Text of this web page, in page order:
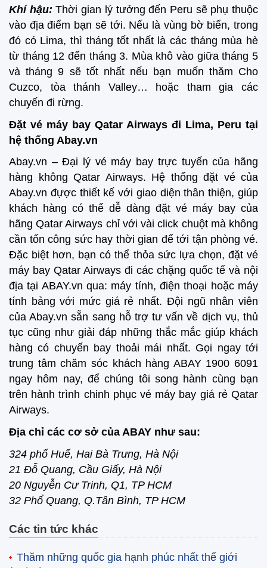
Khí hậu:Thời gian lý tưởng đến Peru sẽ phụ thuộc
vào địa điểm bạn sẽ tới. Nếu là vùng bờ biển, trong
đó có Lima, thì tháng tốt nhất là các tháng mùa hè
từ tháng 12 đến tháng 3. Mùa khô vào giữa tháng 5
và tháng 9 sẽ tốt nhất nếu bạn muốn thăm Cho
Cuzco, tòa thánh Valley… hoặc tham gia các
chuyến đi rừng.
Đặt vé máy bay Qatar Airways đi Lima, Peru tại
hệ thống Abay.vn
Abay.vn – Đại lý vé máy bay trực tuyến của hãng
hàng không Qatar Airways. Hệ thống đặt vé của
Abay.vn đựợc thiết kế với giao diện thân thiện, giúp
khách hàng có thể dễ dàng đặt vé máy bay của
hãng Qatar Airways chỉ với vài click chuột mà không
cần tốn công sức hay thời gian để tới tận phòng vé.
Đặc biệt hơn, bạn có thể thỏa sức lựa chọn, đặt vé
máy bay Qatar Airways đi các chặng quốc tế và nội
địa tại ABAY.vn qua: máy tính, điện thoại hoặc máy
tính bảng với mức giá rẻ nhất. Đội ngũ nhân viên
của Abay.vn sẵn sang hỗ trợ tư vấn về dịch vụ, thủ
tục cũng như giải đáp những thắc mắc giúp khách
hàng có chuyến bay thoải mái nhất. Gọi ngay tới
trung tâm chăm sóc khách hàng ABAY 1900 6091
ngay hôm nay, để chúng tôi song hành cùng bạn
trên hành trình chinh phục vé máy bay giá rẻ Qatar
Airways.
Địa chỉ các cơ sở của ABAY như sau:
324 phố Huế, Hai Bà Trưng, Hà Nội
21 Đỗ Quang, Cầu Giấy, Hà Nội
20 Nguyễn Cư Trinh, Q1, TP HCM
32 Phổ Quang, Q.Tân Bình, TP HCM
Các tin tức khác
Thăm những quốc gia hạnh phúc nhất thế giới